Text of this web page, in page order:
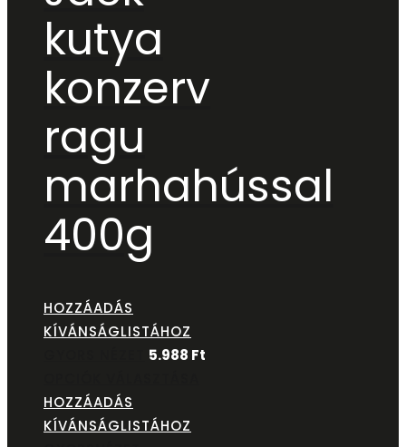
kutya
konzerv
ragu
marhahússal
400g
HOZZÁADÁS
KÍVÁNSÁGLISTÁHOZ
5.988 Ft
HOZZÁADÁS
KÍVÁNSÁGLISTÁHOZ